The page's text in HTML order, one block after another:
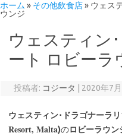
ホーム » その他飲食店» ウェス
ウンジ
ウェスティン
ート ロビーラ
投稿者: コジータ 2020年7
ウェスティン･ドラゴナーラ
Resort, Malta)のロビーラウン